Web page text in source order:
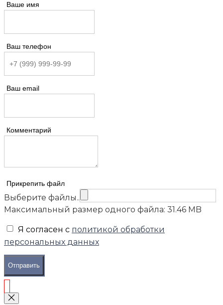
Ваше имя
Ваш телефон
Ваш email
Комментарий
Прикрепить файл
Выберите файлы..
Максимальный размер одного файла: 31.46 MB
Я согласен с политикой обработки
персональных данных
Отправить